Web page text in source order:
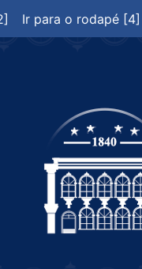
Ir para o rodapé [4]